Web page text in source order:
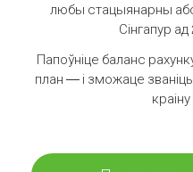
любы стацыянарны
Сінгапур ад
Папоўніце баланс
план — і зможаце